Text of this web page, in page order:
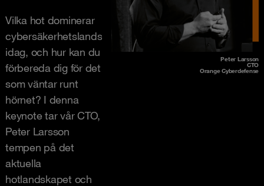
Peter Larsson
CTO
Orange Cyberdefense
Vilka hot dominerar
cybersäkerhetslandskapet
idag, och hur kan du
förbereda dig för det
som väntar runt
hörnet? I denna
keynote tar vår CTO,
Peter Larsson
tempen på det
aktuella
hotlandskapet och